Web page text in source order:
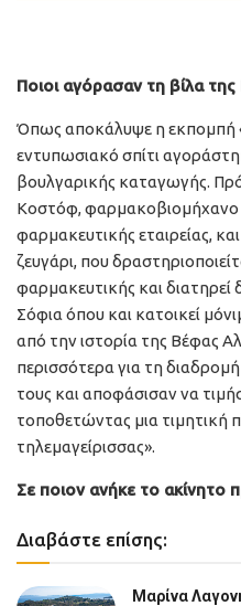
Ποιοι αγόρασαν τη βίλα
Όπως αποκάλυψε η εκπομπή
εντυπωσιακό σπίτι
βουλγαρικής καταγωγής.
Κοστόφ, φαρμακοβιομήχανο
φαρμακευτικής εταιρείας,
ζευγάρι, που
φαρμακευτικής και
Σόφια όπου και κατοικεί
από την ιστορία της Βέφας
περισσότερα για τη
τους και αποφάσισαν να
τοποθετώντας μια τιμητική
τηλεμαγείρισσας».
Σε ποιον ανήκε το ακίνητο
Διαβάστε επίσης:
Μαρίνα